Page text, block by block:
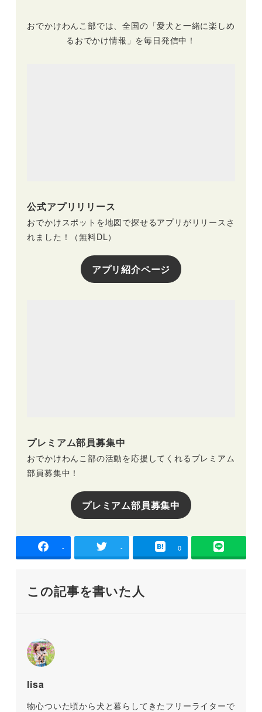
おでかけわんこ部では、全国の「愛犬と一緒に楽しめ
るおでかけ情報」を毎日発信中！
公式アプリリリース
おでかけスポットを地図で探せるアプリがリリースさ
れました！（無料DL）
アプリ紹介ページ
プレミアム部員募集中
おでかけわんこ部の活動を応援してくれるプレミアム
部員募集中！
プレミアム部員募集中
- - 0
この記事を書いた人
lisa
物心ついた頃から犬と暮らしてきたフリーライターで